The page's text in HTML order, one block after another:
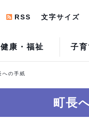
健康・福祉 子
RSS 文字サイズ
への手紙
町長